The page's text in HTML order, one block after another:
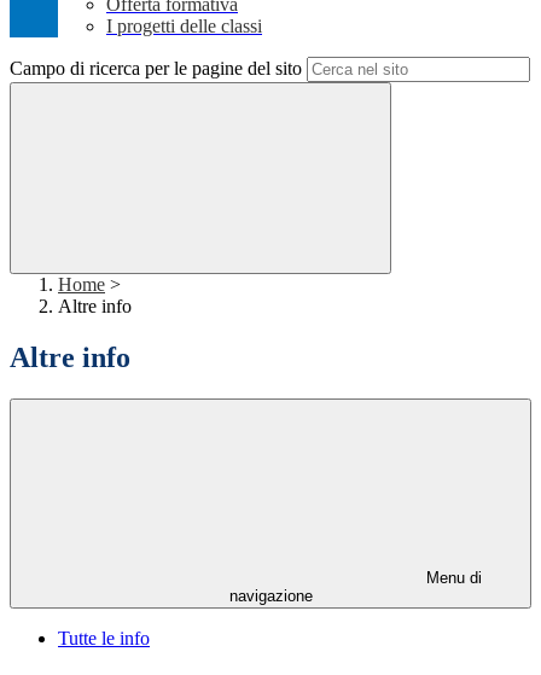
Offerta formativa
I progetti delle classi
Campo di ricerca per le pagine del sito
Home >
Altre info
Altre info
Menu di
navigazione
Tutte le info